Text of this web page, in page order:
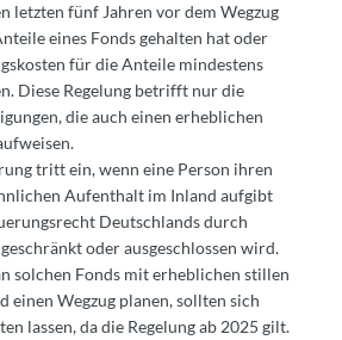
letzten fünf Jahren vor dem Wegzug
eines Fonds gehalten hat oder
für die Anteile mindestens
Diese Regelung betrifft nur die
die auch einen erheblichen
tritt ein, wenn eine Person ihren
Aufenthalt im Inland aufgibt
Deutschlands durch
oder ausgeschlossen wird.
solchen Fonds mit erheblichen stillen
einen Wegzug planen, sollten sich
lassen, da die Regelung ab 2025 gilt.